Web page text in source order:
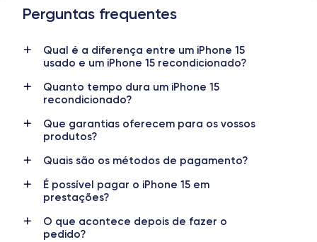
Dimensões e peso do iPhone 15
Data de lançamento
22/09/2023
Sistema operativo
iOS(iOS 26)
Dimensões
OLED 6.1 polegadas 2556x1179 píxeis
RAM Memória interna
Nome do CPU
Perguntas frequentes
Qual é a diferença entre um iPhone 15
usado e um iPhone 15 recondicionado?
Quanto tempo dura um iPhone 15
recondicionado?
Que garantias oferecem para os vossos
produtos?
Quais são os métodos de pagamento?
É possível pagar o iPhone 15 em
prestações?
O que acontece depois de fazer o
pedido?